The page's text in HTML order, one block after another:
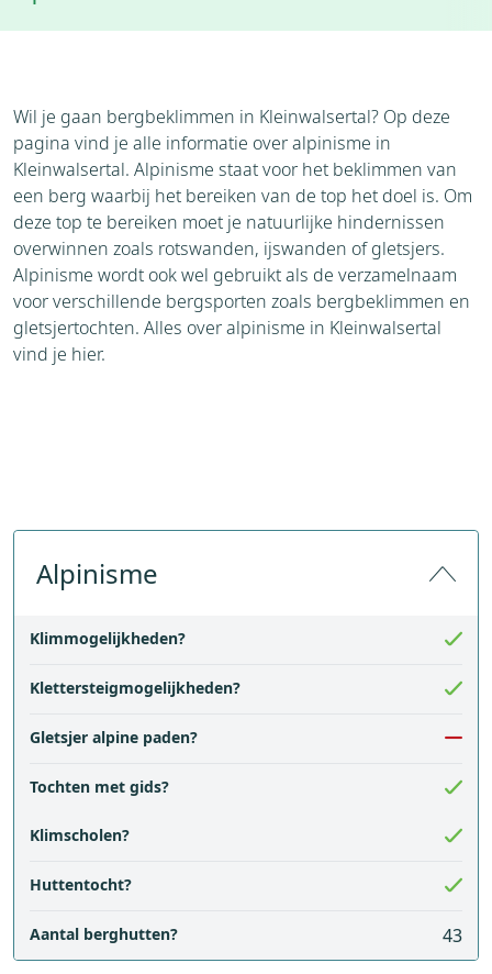
Weer
Wil je gaan bergbeklimmen in Kleinwalsertal? Op deze
pagina vind je alle informatie over alpinisme in
Kleinwalsertal. Alpinisme staat voor het beklimmen van
een berg waarbij het bereiken van de top het doel is. Om
deze top te bereiken moet je natuurlijke hindernissen
overwinnen zoals rotswanden, ijswanden of gletsjers.
Alpinisme wordt ook wel gebruikt als de verzamelnaam
voor verschillende bergsporten zoals bergbeklimmen en
gletsjertochten. Alles over alpinisme in Kleinwalsertal
vind je hier.
Alpinisme
Klimmogelijkheden?
Klettersteigmogelijkheden?
Gletsjer alpine paden?
Tochten met gids?
Klimscholen?
Huttentocht?
Aantal berghutten? 43